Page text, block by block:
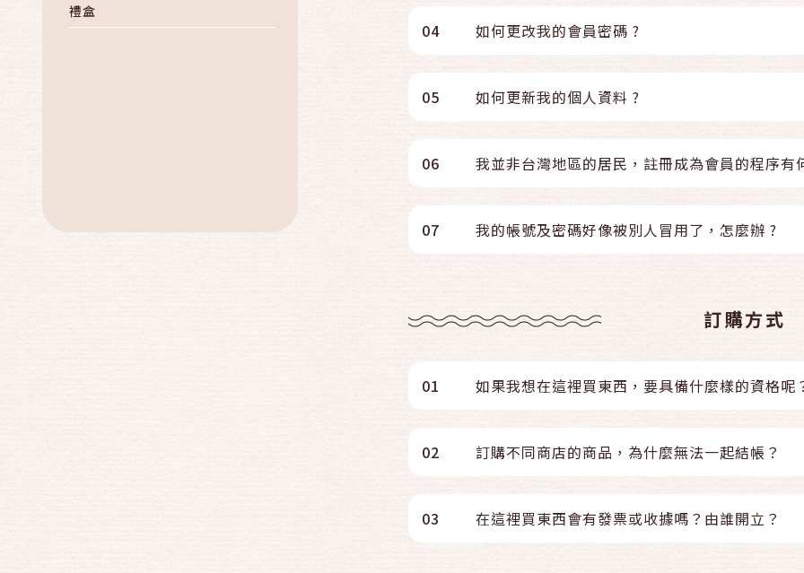
禮盒
04 如何更改我的會員密碼 ?
05 如何更新我的個人資料 ?
06 我並非台灣地區的居民，註冊成為會員的程序有
07 我的帳號及密碼好像被別人冒用了，怎麼辦 ?
訂購方式
01 如果我想在這裡買東西，要具備什麼樣的資格呢
02 訂購不同商店的商品，為什麼無法一起結帳？
03 在這裡買東西會有發票或收據嗎？由誰開立？